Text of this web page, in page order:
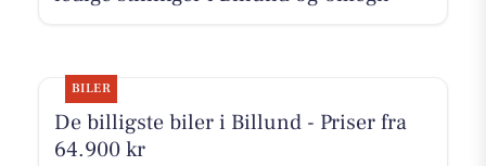
BILER
De billigste biler i Billund - Priser fra
64.900 kr